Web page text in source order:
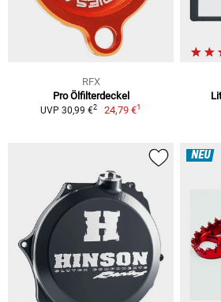
RFX
Pro Ölfilterdeckel
UVP 30,99 €2 24,79 €1
NEU